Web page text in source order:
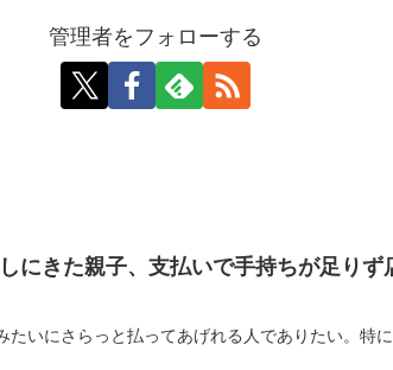
管理者をフォローする
にきた親子、支払いで手持ちが足り
たいにさらっと払ってあげれる人でありたい。特